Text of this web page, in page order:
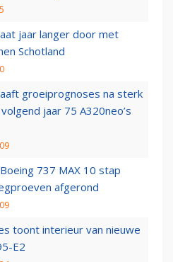
jaar langer door met
Schotland
groeiprognoses na sterk
jaar 75 A320neo’s
737 MAX 10 stap
afgerond
toont interieur van nieuwe
E2